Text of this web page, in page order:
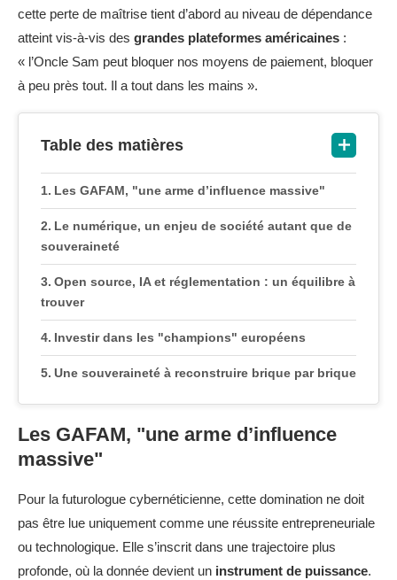
cette perte de maîtrise tient d’abord au niveau de dépendance
atteint vis-à-vis des grandes plateformes américaines :
« l’Oncle Sam peut bloquer nos moyens de paiement, bloquer
à peu près tout. Il a tout dans les mains ».
Table des matières
Les GAFAM, "une arme d’influence massive"
Le numérique, un enjeu de société autant que de
souveraineté
Open source, IA et réglementation : un équilibre à
trouver
Investir dans les "champions" européens
Une souveraineté à reconstruire brique par brique
Les GAFAM, "une arme d’influence
massive"
Pour la futurologue cybernéticienne, cette domination ne doit
pas être lue uniquement comme une réussite entrepreneuriale
ou technologique. Elle s’inscrit dans une trajectoire plus
profonde, où la donnée devient un instrument de puissance.